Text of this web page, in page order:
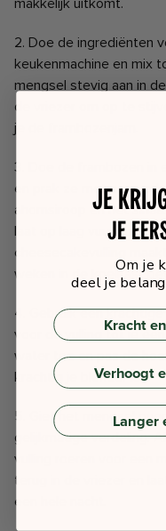
makkelijk uitkomt.
2. Doe de ingrediënten
keukenmachine en mix
mengsel stevig aan in
de vriezer om op te
je de frambozenjam.
3. Doe de frambozen in
en prak ze met een
ahornsiroop en het
laat op laag vuur
cheesecakevulling
weken in de koelkast
4. Gebruik een krachtige
voor de vulling tot je
water toe en pas de
krachtig je blender is.
5. Giet het mengsel
gelijkmatige verdeling.
vulling roeren voor een
terug in de vriezer en
een hele nacht.
Je
je
Om je
deel je
Kracht
Verhoogt
Langer